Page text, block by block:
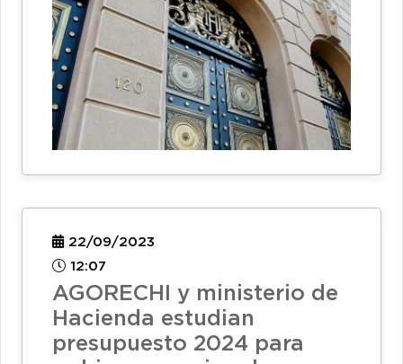
22/09/2023
12:07
AGORECHI y ministerio de
Hacienda estudian
presupuesto 2024 para